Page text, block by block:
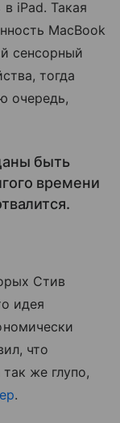
iPad. Такая
MacBook
сенсорный
тогда
очередь,
быть
времени
Стив
идея
что
же глупо,
.